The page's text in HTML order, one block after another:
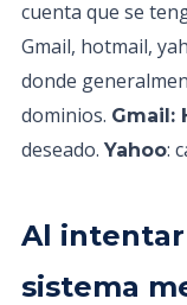
cuenta que se
Gmail, hotmail,
donde
dominios. Gmail:
deseado. Yahoo:
Al
sistema